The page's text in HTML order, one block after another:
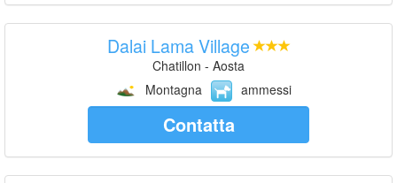
Dalai Lama Village
Chatillon - Aosta
Montagna
ammessi
Contatta